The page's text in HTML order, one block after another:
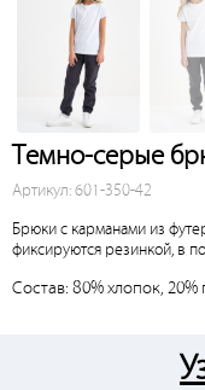
Темно-серые
Артикул: 601-350-42
Брюки с карманами из
фиксируются резинкой, в
Состав: 80% хлопок, 20%